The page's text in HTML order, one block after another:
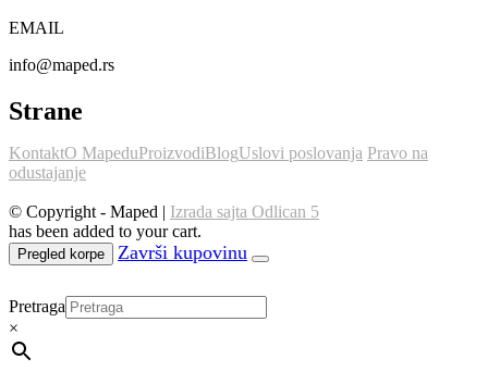
EMAIL
info@maped.rs
Strane
KontaktO MapeduProizvodiBlogUslovi poslovanja Pravo na
odustajanje
© Copyright - Maped | Izrada sajta Odlican 5
has been added to your cart.
Pregled korpe
Pretraga
×